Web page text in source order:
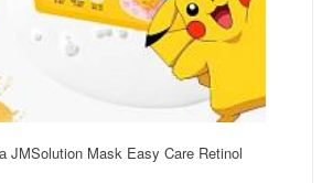
JMSolution Mask Easy Care Retinol